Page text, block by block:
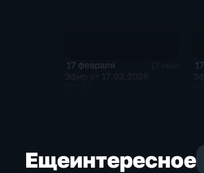
17 февраля
Ещеинтересное